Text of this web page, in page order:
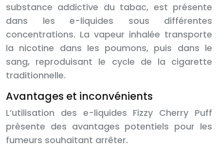
substance addictive du tabac, est présente
dans les e-liquides sous différentes
concentrations. La vapeur inhalée transporte
la nicotine dans les poumons, puis dans le
sang, reproduisant le cycle de la cigarette
traditionnelle.
Avantages et inconvénients
L’utilisation des e-liquides Fizzy Cherry Puff
présente des avantages potentiels pour les
fumeurs souhaitant arrêter.